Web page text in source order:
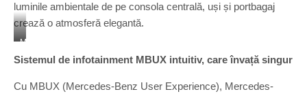
Q
C
o
c
p
luminile ambientale de pe consola centrală, uși și portbagaj
crează o atmosferă elegantă.
M
e
Sistemul de infotainment MBUX intuitiv, care învață singur
Cu MBUX (Mercedes-Benz User Experience), Mercedes-